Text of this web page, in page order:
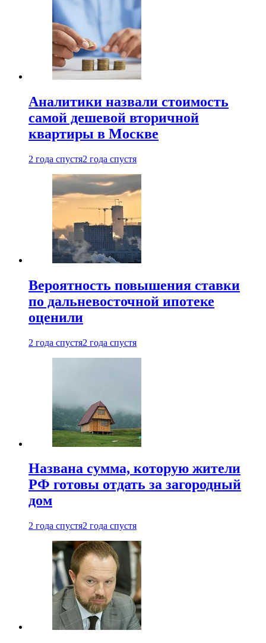
Аналитики назвали стоимость
самой дешевой вторичной
квартиры в Москве
2 года спустя2 года спустя
Вероятность повышения ставки
по дальневосточной ипотеке
оценили
2 года спустя2 года спустя
Названа сумма, которую жители
РФ готовы отдать за загородный
дом
2 года спустя2 года спустя